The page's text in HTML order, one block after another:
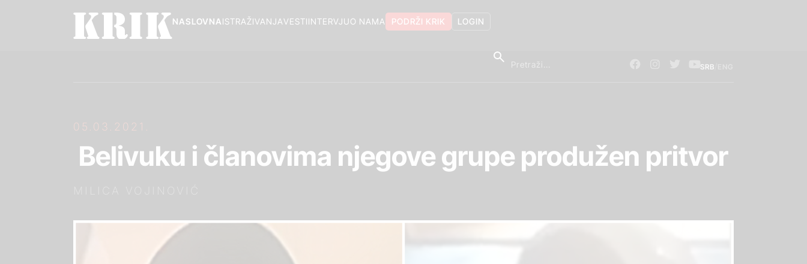
LOGIN
PODRŽI KRIK
O NAMA
INTERVJU
VESTI
ISTRAŽIVANJA
NASLOVNA
SRB
05.03.2021.
Belivuku i članovima njegove grupe produžen pritvor